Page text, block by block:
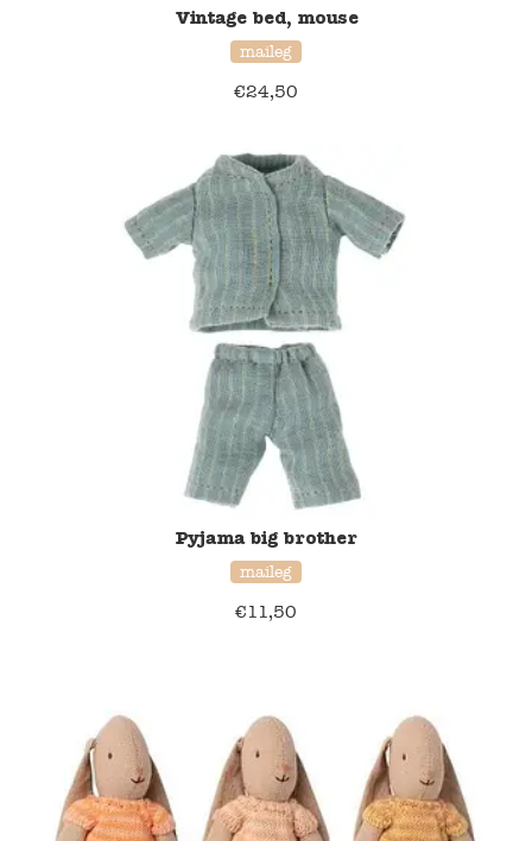
Vintage bed, mouse
maileg
€24,50
Pyjama big brother
maileg
€11,50